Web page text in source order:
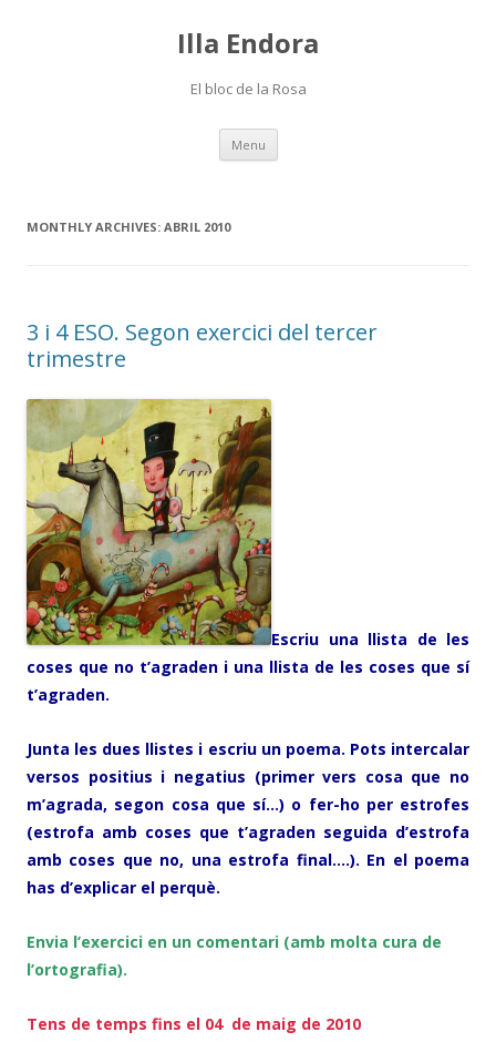
Illa Endora
El bloc de la Rosa
Menu Skip
content
MONTHLY ARCHIVES: ABRIL 2010
3 i 4 ESO. Segon exercici del tercer
trimestre
Escriu una llista de les
coses que no t’agraden i una llista de les coses que sí
t’agraden.
Junta les dues llistes i escriu un poema. Pots intercalar
versos positius i negatius (primer vers cosa que no
m’agrada, segon cosa que sí…) o fer-ho per estrofes
(estrofa amb coses que t’agraden seguida d’estrofa
amb coses que no, una estrofa final….). En el poema
has d’explicar el perquè.
Envia l’exercici en un comentari (amb molta cura de
l’ortografia).
Tens de temps fins el 04 de maig de 2010